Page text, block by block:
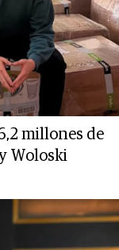
millones de
Woloski